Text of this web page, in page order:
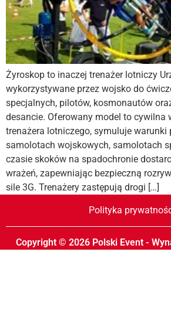
Żyroskop to inaczej trenażer lotniczy
wykorzystywane przez wojsko do
specjalnych, pilotów, kosmonautów
desancie. Oferowany model to cywilna
trenażera lotniczego, symuluje warunki
samolotach wojskowych, samolotach
czasie skoków na spadochronie
wrażeń, zapewniając bezpieczną
sile 3G. Trenażery zastępują drogi […]
Polityka
Copyright © 2026 Polski Event -